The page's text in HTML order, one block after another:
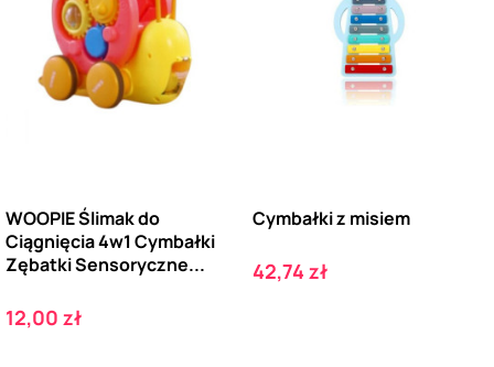
WOOPIE Ślimak do
Ciągnięcia 4w1 Cymbałki
Zębatki Sensoryczne...
Cena
12,00 zł
Cymbałki z misiem
Cena
42,74 zł